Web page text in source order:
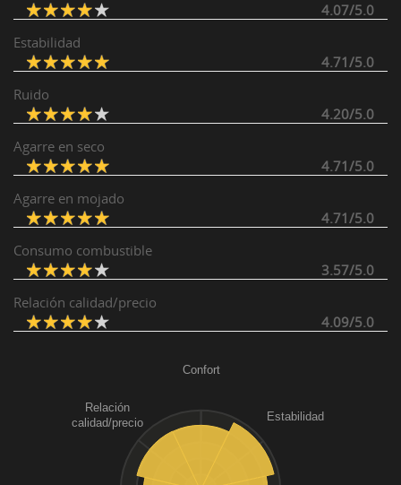
4.07/5.0
Estabilidad
4.71/5.0
Ruido
4.20/5.0
Agarre en seco
4.71/5.0
Agarre en mojado
4.71/5.0
Consumo combustible
3.57/5.0
Relación calidad/precio
4.09/5.0
Confort
Estabilidad
Relación
calidad/precio